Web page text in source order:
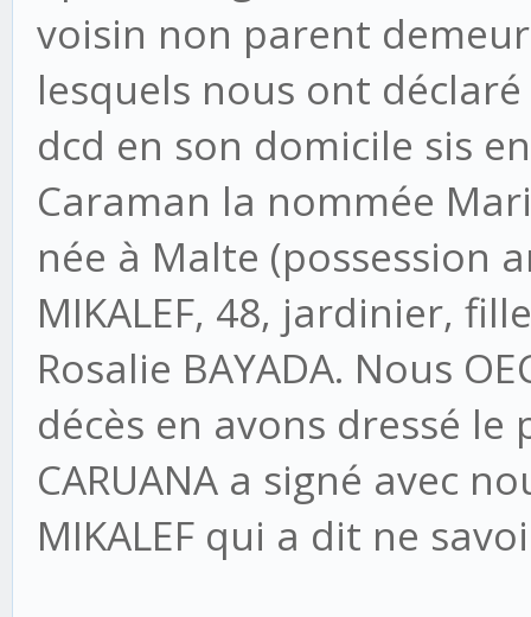
voisin non parent
lesquels nous ont
dcd en son domicile sis
Caraman la nommée
née à Malte (possession
MIKALEF, 48, jardinier,
Rosalie BAYADA. Nous
décès en avons dressé
CARUANA a signé avec
MIKALEF qui a dit ne